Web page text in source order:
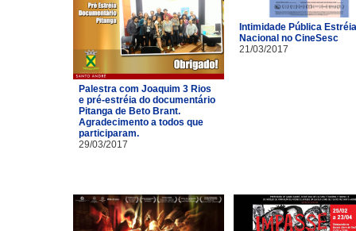
Palestra com Joaquim 3 Rios
e pré-estréia do documentário
Pitanga de Beto Brant.
Agradecimento a todos que
participaram.
29/03/2017
Intimidade Pública Estréia
Nacional no CineSesc
21/03/2017